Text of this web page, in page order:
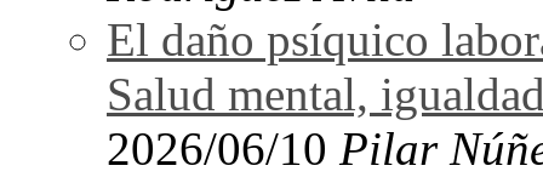
El daño psíquico
Salud mental,
2026/06/10 Pilar